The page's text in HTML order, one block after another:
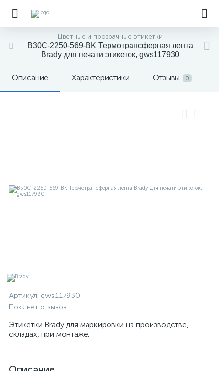
Цветные и прозрачные этикетки
B30C-2250-569-BK Термотрансферная лента
Brady для печати этикеток, gws117930
Описание Характеристики Отзывы 0
Артикул: gws117930
Пока нет отзывов
Этикетки Brady для маркировки на производстве,
складах, при монтаже.